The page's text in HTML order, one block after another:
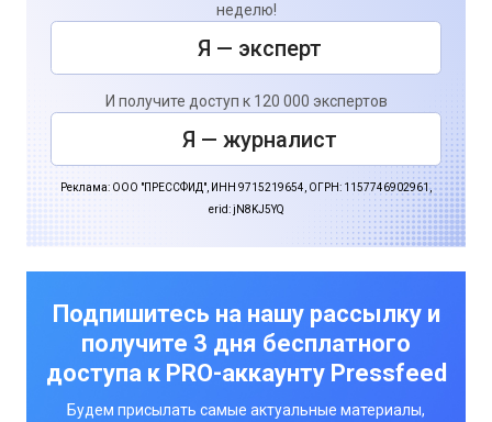
неделю!
Я — эксперт
И получите доступ к 120 000 экспертов
Я — журналист
Реклама: ООО "ПРЕССФИД", ИНН 9715219654, ОГРН: 1157746902961,
erid: jN8KJ5YQ
Подпишитесь на нашу рассылку и
получите 3 дня бесплатного
доступа к PRO-аккаунту Pressfeed
Будем присылать самые актуальные материалы,